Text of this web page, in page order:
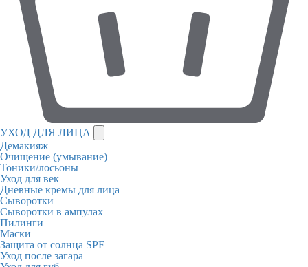
УХОД ДЛЯ ЛИЦА
Демакияж
Очищение (умывание)
Тоники/лосьоны
Уход для век
Дневные кремы для лица
Сыворотки
Сыворотки в ампулах
Пилинги
Маски
Защита от солнца SPF
Уход после загара